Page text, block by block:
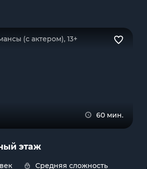
(с актером), 13+
60 мин.
этаж
Средняя сложность